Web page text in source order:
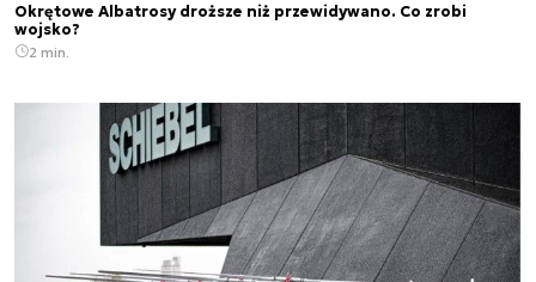
Okrętowe Albatrosy droższe niż przewidywano. Co zrobi
wojsko?
2 min.